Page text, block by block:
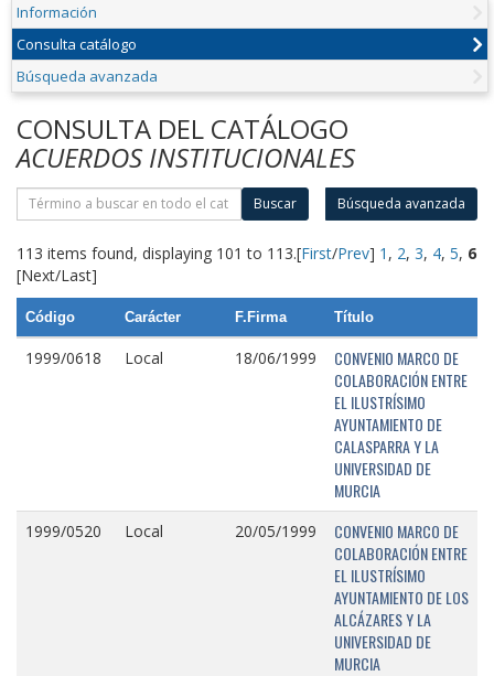
Información
Consulta catálogo
Búsqueda avanzada
CONSULTA DEL CATÁLOGO
ACUERDOS INSTITUCIONALES
Buscar Búsqueda avanzada
113 items found, displaying 101 to 113.[First/Prev] 1 , 2, 3, 4, 5, 6
[Next/Last]
Código Carácter F.Firma Título
1999/0618 Local 18/06/1999
CONVENIO MARCO DE
COLABORACIÓN ENTRE
EL ILUSTRÍSIMO
AYUNTAMIENTO DE
CALASPARRA Y LA
UNIVERSIDAD DE
MURCIA
1999/0520 Local 20/05/1999
CONVENIO MARCO DE
COLABORACIÓN ENTRE
EL ILUSTRÍSIMO
AYUNTAMIENTO DE LOS
ALCÁZARES Y LA
UNIVERSIDAD DE
MURCIA